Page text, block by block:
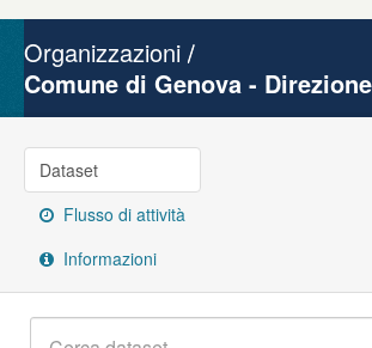
Gruppi
Organizzazioni
Comune di Genova -
Dataset
Flusso di attività
Informazioni